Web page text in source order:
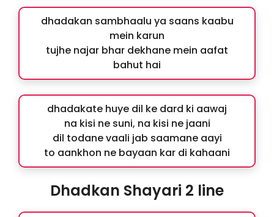
dhadakan sambhaalu ya saans kaabu
mein karun
tujhe najar bhar dekhane mein aafat
bahut hai
dhadakate huye dil ke dard ki aawaj
na kisi ne suni, na kisi ne jaani
dil todane vaali jab saamane aayi
to aankhon ne bayaan kar di kahaani
Dhadkan Shayari 2 line